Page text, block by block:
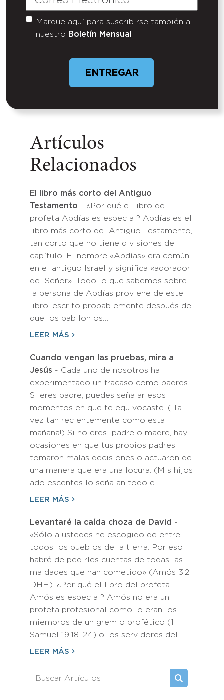
Untitled
Marque aquí para suscribirse también a
nuestro Boletín Mensual
Artículos
Relacionados
El libro más corto del Antiguo
Testamento - ¿Por qué el libro del
profeta Abdías es especial? Abdías es el
libro más corto del Antiguo Testamento,
tan corto que no tiene divisiones de
capítulo. El nombre «Abdías» era común
en el antiguo Israel y significa «adorador
del Señor». Todo lo que sabemos sobre
la persona de Abdías proviene de este
libro, escrito probablemente después de
que los babilonios…
LEER MÁS
Cuando vengan las pruebas, mira a
Jesús - Cada uno de nosotros ha
experimentado un fracaso como padres.
Si eres padre, puedes señalar esos
momentos en que te equivocaste. (¡Tal
vez tan recientemente como esta
mañana!) Si no eres padre o madre, hay
ocasiones en que tus propios padres
tomaron malas decisiones o actuaron de
una manera que era una locura. (Mis hijos
adolescentes lo señalan todo el…
LEER MÁS
Levantaré la caída choza de David -
«Sólo a ustedes he escogido de entre
todos los pueblos de la tierra. Por eso
habré de pedirles cuentas de todas las
maldades que han cometido» (Amós 3:2
DHH). ¿Por qué el libro del profeta
Amós es especial? Amós no era un
profeta profesional como lo eran los
miembros de un gremio profético (1
Samuel 19:18–24) o los servidores del…
LEER MÁS